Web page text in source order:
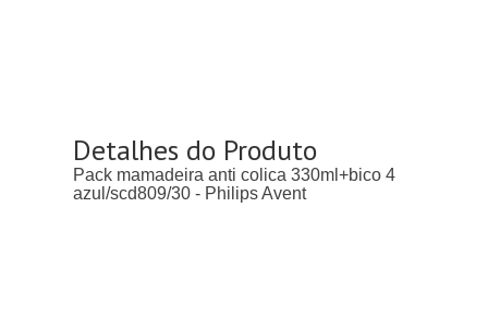
Detalhes do Produto
Pack mamadeira anti colica 330ml+bico 4
azul/scd809/30 - Philips Avent